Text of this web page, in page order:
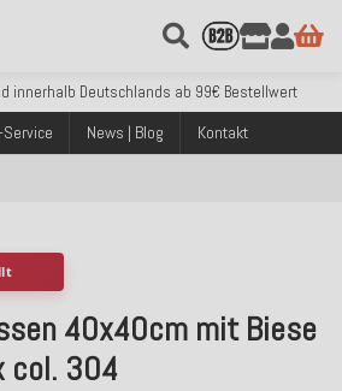
erfolgreich versendete Bestellungen
mit Klarna, PayPal & Amazon Pay
innerhalb Deutschlands ab 99€ Bestellwert
erfolgreich versendete Bestellungen
mit Klarna, PayPal & Amazon Pay
News | Blog Kontakt
40x40cm mit Biese
col. 304